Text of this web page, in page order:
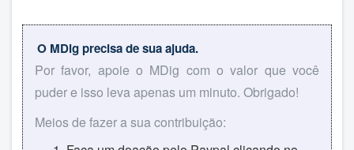
O MDig precisa de sua ajuda.
Por favor, apoie o MDig com o valor que você
puder e isso leva apenas um minuto. Obrigado!
Meios de fazer a sua contribuição: